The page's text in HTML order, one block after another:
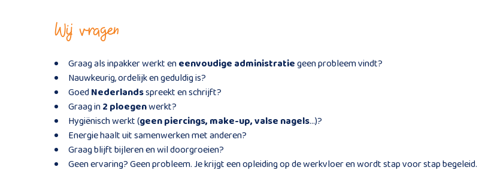
Wij vragen
Graag als inpakker werkt eneenvoudige administratiegeen probleem vindt?
Nauwkeurig, ordelijk en geduldig is?
Goed Nederlandsspreekt en schrijft?
Graag in2 ploegenwerkt?
Hygiënisch werkt (geen piercings, make-up, valse nagels…)?
Energie haalt uit samenwerken met anderen?
Graag blijft bijleren en wil doorgroeien?
Geen ervaring? Geen probleem. Je krijgt een opleiding op de werkvloer en wordt stap voor stap begeleid.